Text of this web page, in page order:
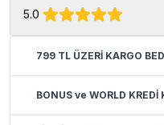
5.0
799 TL ÜZERİ KARGO
BONUS ve WORLD